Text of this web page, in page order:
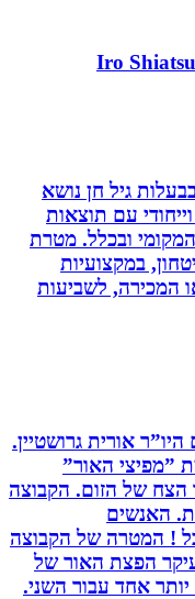
גיל חן נושא
עם תוצאות
ובכלל. מטרת
במקצועיות
לשביעות
אורית גרושטיין.
האור”
של הזום. הקבוצה
של הקבוצה
הפצת האור של
אחד עבור השני.